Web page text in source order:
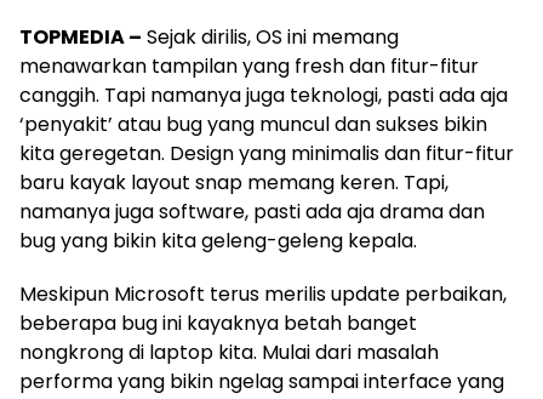
TOPMEDIA – Sejak dirilis, OS ini memang
menawarkan tampilan yang fresh dan fitur-fitur
canggih. Tapi namanya juga teknologi, pasti ada aja
‘penyakit’ atau bug yang muncul dan sukses bikin
kita geregetan. Design yang minimalis dan fitur-fitur
baru kayak layout snap memang keren. Tapi,
namanya juga software, pasti ada aja drama dan
bug yang bikin kita geleng-geleng kepala.
Meskipun Microsoft terus merilis update perbaikan,
beberapa bug ini kayaknya betah banget
nongkrong di laptop kita. Mulai dari masalah
performa yang bikin ngelag sampai interface yang